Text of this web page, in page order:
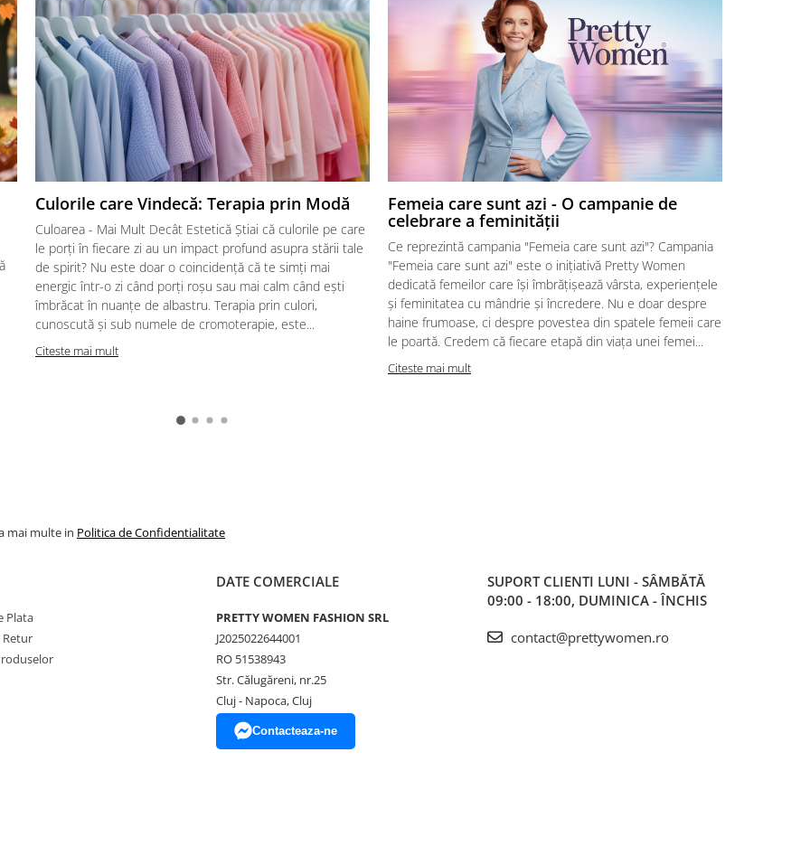
Culorile care Vindecă: Terapia prin Modă
Culoarea - Mai Mult Decât Estetică Știai că culorile pe care
le porți în fiecare zi au un impact profund asupra stării tale
de spirit? Nu este doar o coincidență că te simți mai
energic într-o zi când porți roșu sau mai calm când ești
îmbrăcat în nuanțe de albastru. Terapia prin culori,
cunoscută și sub numele de cromoterapie, este...
Citeste mai mult
Femeia care sunt azi - O campanie de
celebrare a feminității
Ce reprezintă campania "Femeia care sunt azi"? Campania
"Femeia care sunt azi" este o inițiativă Pretty Women
dedicată femeilor care își îmbrățișează vârsta, experiențele
și feminitatea cu mândrie și încredere. Nu e doar despre
haine frumoase, ci despre povestea din spatele femeii care
le poartă. Credem că fiecare etapă din viața unei femei...
Citeste mai mult
mai multe in Politica de Confidentialitate
Plata
Retur
DATE COMERCIALE
PRETTY WOMEN FASHION SRL
J2025022644001
RO 51538943
Str. Călugăreni, nr.25
Cluj - Napoca, Cluj
Contacteaza-ne
SUPORT CLIENTI LUNI - SÂMBĂTĂ
09:00 - 18:00, DUMINICA - ÎNCHIS
contact@prettywomen.ro